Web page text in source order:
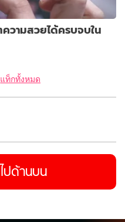
วามสวยได้ครบจบใน
ท็กทั้งหมด
ปด้านบน